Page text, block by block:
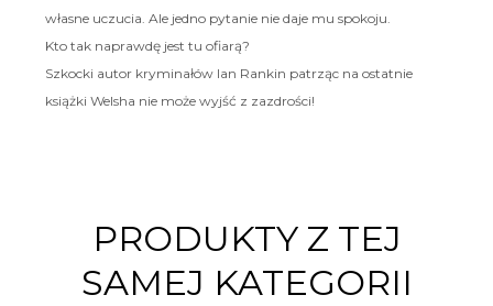
własne uczucia. Ale jedno pytanie nie daje mu spokoju.
Kto tak naprawdę jest tu ofiarą?
Szkocki autor kryminałów Ian Rankin patrząc na ostatnie
książki Welsha nie może wyjść z zazdrości!
PRODUKTY Z TEJ
SAMEJ KATEGORII